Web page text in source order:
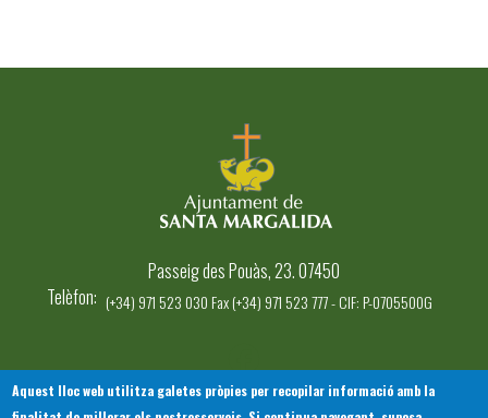
Passeig des Pouàs, 23. 07450
Telèfon
(+34) 971 523 030 Fax (+34) 971 523 777 - CIF: P-0705500G
Aquest lloc web utilitza galetes pròpies per recopilar informació amb la